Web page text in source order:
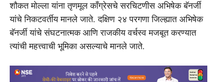
शौकत मोल्ला यांना तृणमूल काँग्रेसचे सरचिटणीस अभिषेक बॅनर्जी
यांचे निकटवर्तीय मानले जाते. दक्षिण २४ परगणा जिल्ह्यात अभिषेक
बॅनर्जी यांचे संघटनात्मक आणि राजकीय वर्चस्व मजबूत करण्यात
त्यांची महत्त्वाची भूमिका असल्याचे मानले जाते.